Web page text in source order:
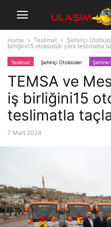
Home Teslimat Şehiriçi
birliğini15 otobüslük yeni teslimatla
Teslimat Şehiriçi Otobüsler Şehirler
TEMSA ve
iş birliğini15
teslimatla
7 Mart 2024